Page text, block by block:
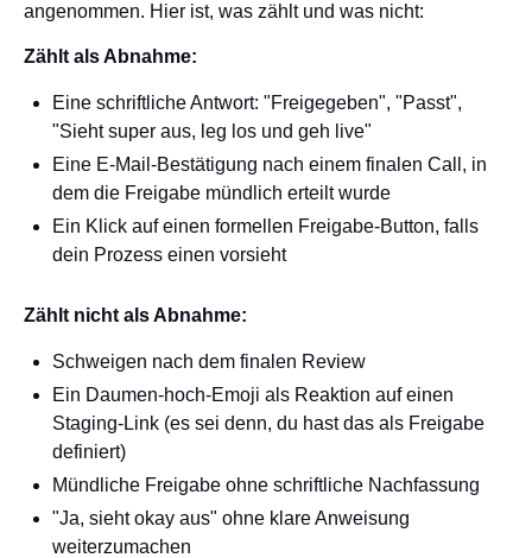
angenommen. Hier ist, was zählt und was nicht:
Zählt als Abnahme:
Eine schriftliche Antwort: "Freigegeben", "Passt",
"Sieht super aus, leg los und geh live"
Eine E-Mail-Bestätigung nach einem finalen Call, in
dem die Freigabe mündlich erteilt wurde
Ein Klick auf einen formellen Freigabe-Button, falls
dein Prozess einen vorsieht
Zählt nicht als Abnahme:
Schweigen nach dem finalen Review
Ein Daumen-hoch-Emoji als Reaktion auf einen
Staging-Link (es sei denn, du hast das als Freigabe
definiert)
Mündliche Freigabe ohne schriftliche Nachfassung
"Ja, sieht okay aus" ohne klare Anweisung
weiterzumachen